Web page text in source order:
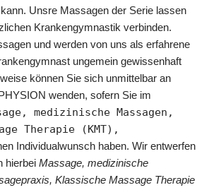
Unsre Massagen der Serie lassen
Krankengymnastik verbinden.
und werden von uns als erfahrene
ungemein gewissenhaft
können Sie sich unmittelbar an
wenden, sofern Sie im
medizinische Massagen,
Therapie (KMT),
Individualwunsch haben. Wir entwerfen
hierbei Massage, medizinische
Klassische Massage Therapie